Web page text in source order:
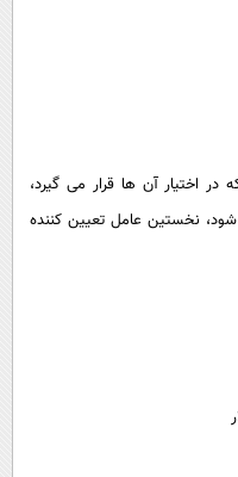
در اختیار آن ها قرار می گیرد،
نخستین عامل تعیین کننده